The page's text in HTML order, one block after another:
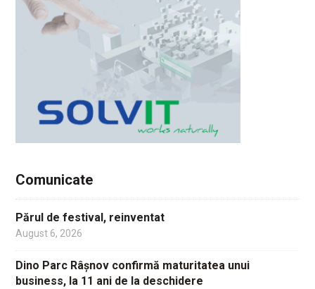
Comunicate
Părul de festival, reinventat
August 6, 2026
Dino Parc Râșnov confirmă maturitatea unui
business, la 11 ani de la deschidere